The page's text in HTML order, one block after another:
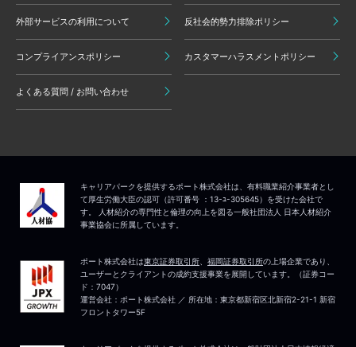
外部サービスの利用について 反社会的勢力排除ポリシー
コンプライアンスポリシー カスタマーハラスメントポリシー
よくある質問 / お問い合わせ